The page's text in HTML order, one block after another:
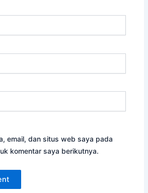
email, dan situs web saya pada
komentar saya berikutnya.